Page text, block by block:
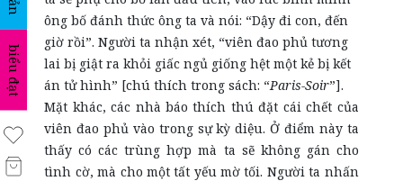
biểu đạt
ông bố đánh thức ông ta và nói: “Dậy đi con, đến
giờ rồi”. Người ta nhận xét, “viên đao phủ tương
lai bị giật ra khỏi giấc ngủ giống hệt một kẻ bị kết
án tử hình” [chú thích trong sách: “Paris-Soir”].
Mặt khác, các nhà báo thích thú đặt cái chết của
viên đao phủ vào trong sự kỳ diệu.Ở điểm này ta
thấy có các trùng hợp mà ta sẽ không gán cho
tình cờ, mà cho một tất yếu mờ tối. Người ta nhấn